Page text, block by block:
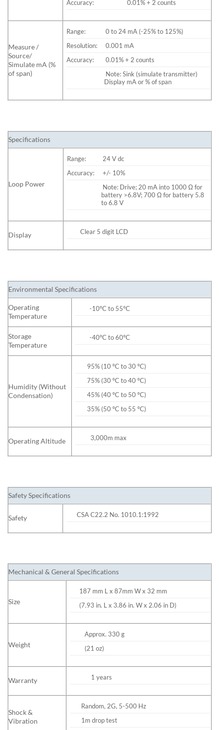
Accuracy: 0.01% + 2 counts
Measure /
Source/
Simulate mA (%
of span)
Range:
0 to 24 mA (-25% to 125%)
Resolution:
0.001 mA
Accuracy:
0.01% + 2 counts
Note: Sink (simulate transmitter)
Display mA or % of span
Specifications
Loop Power
Range:
24 V dc
Accuracy:
+/- 10%
Note: Drive; 20 mA into 1000 Ω for
battery >6.8V; 700 Ω for battery 5.8
to 6.8 V
Display Clear 5 digit LCD
Environmental Specifications
Operating
Temperature
-10ºC to 55ºC
Storage
Temperature
-40ºC to 60ºC
Humidity (Without
Condensation)
95% (10 ºC to 30 ºC)
75% (30 ºC to 40 ºC)
45% (40 ºC to 50 ºC)
35% (50 ºC to 55 ºC)
Operating Altitude 3,000m max
Safety Specifications
Safety CSA C22.2 No. 1010.1:1992
Mechanical & General Specifications
Size
187 mm L x 87mm W x 32 mm
(7.93 in. L x 3.86 in. W x 2.06 in D)
Weight
Approx. 330 g
(21 oz)
Warranty 1 years
Shock &
Vibration
Random, 2G, 5-500 Hz
1m drop test